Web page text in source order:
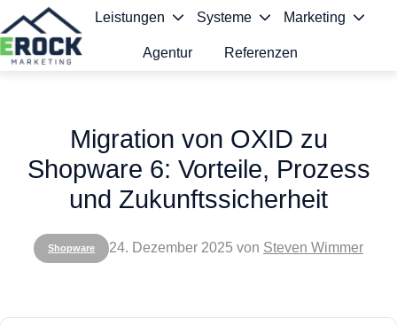
Leistungen Systeme Marketing
Agentur Referenzen
Shopware
Migration von OXID zu
Shopware 6: Vorteile, Prozess
und Zukunftssicherheit
24. Dezember 2025 von Steven Wimmer